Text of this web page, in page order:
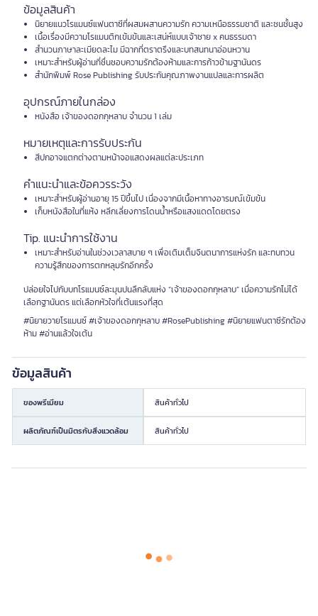
ข้อมูลสินค้า
นิยายแนวโรแมนซ์แฟนตาซีที่ผสมผสานความรัก ความเหนือธรรมชาติ และชนชั้นสูง
เนื้อเรื่องมีความโรแมนติกเข้มข้นและเสน่ห์แบบเจ้าชาย x คนธรรมดา
สำนวนภาษาละเมียดละไม มีฉากที่ตราตรึงและบทสนทนาอ่อนหวาน
เหมาะสำหรับผู้อ่านที่ชื่นชอบความรักต้องห้ามและการก้าวข้ามฐานันดร
สำนักพิมพ์ Rose Publishing รับประกันคุณภาพงานแปลและการผลิต
อุปกรณ์ภายในกล่อง
หนังสือ เจ้าของดอกกุหลาบ จำนวน 1 เล่ม
หมายเหตุและการรับประกัน
สีปกอาจแตกต่างตามหน้าจอแสดงผลแต่ละประเภท
คำแนะนำและข้อควรระวัง
เหมาะสำหรับผู้อ่านอายุ 15 ปีขึ้นไป เนื่องจากมีเนื้อหาทางอารมณ์เข้มข้น
เก็บหนังสือในที่แห้ง หลีกเลี่ยงการโดนน้ำหรือแสงแดดโดยตรง
Tip. แนะนำการใช้งาน
เหมาะสำหรับอ่านในช่วงเวลาสบาย ๆ เพื่อเติมเต็มจินตนาการแห่งรัก และทบทวน
ความรู้สึกของการตกหลุมรักอีกครั้ง
ปล่อยใจไปกับบทโรแมนซ์ละมุนปนลึกลับแห่ง “เจ้าของดอกกุหลาบ” เมื่อความรักไม่ได้
เลือกฐานันดร แต่เลือกหัวใจที่เต้นแรงที่สุด
#นิยายวายโรแมนซ์ #เจ้าของดอกกุหลาบ #RosePublishing #นิยายแฟนตาซีรักต้อง
ห้าม #อ่านแล้วใจเต้น
ข้อมูลสินค้า
ของพรีเมียม สินค้าทั่วไป
ผลิตภัณฑ์เป็นมิตรกับสิ่งแวดล้อม สินค้าทั่วไป